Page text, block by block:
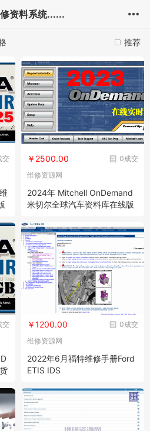
资料系统......
推荐
交 0成交
￥2500.00
维修资源网
2024年 Mitchell OnDemand
米切尔全球汽车资料库在线版
交 0成交
￥1200.00
维修资源网
2022年6月福特维修手册Ford
ETIS IDS